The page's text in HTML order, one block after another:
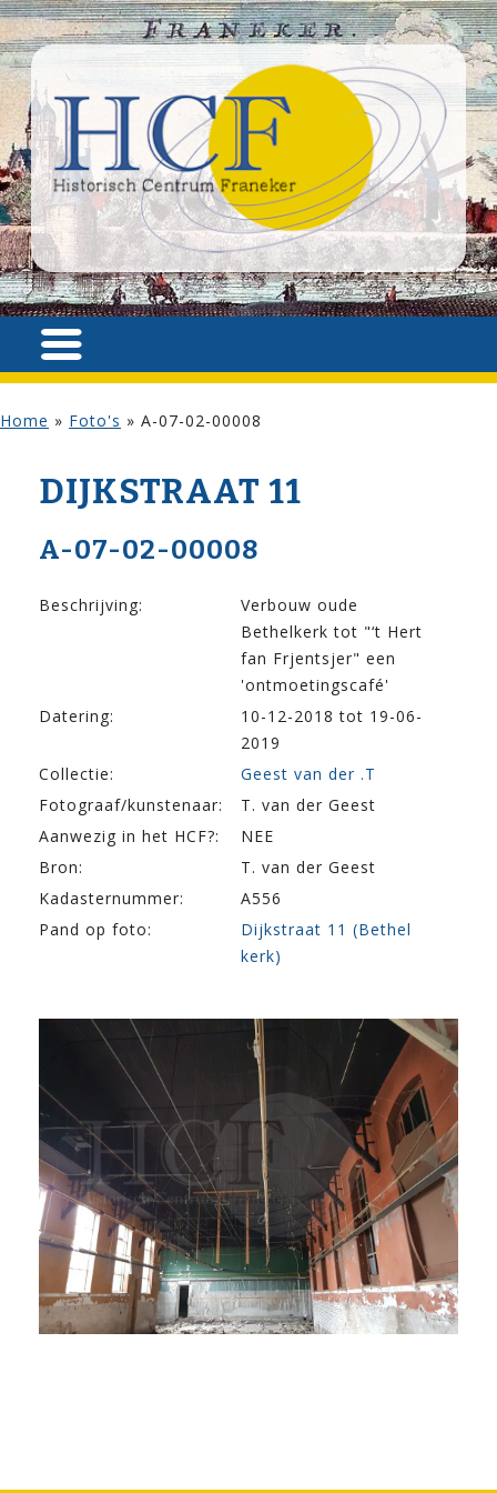
Home » Foto's » A-07-02-00008
DIJK­STRAAT 11
A-07-02-00008
Beschrijving:
Verbouw oude
Bethelkerk tot "‘t Hert
fan Frjentsjer" een
'ontmoetingscafé'
Datering:
10-12-2018 tot 19-06-
2019
Collectie:
Geest van der .T
Fotograaf/kunstenaar:
T. van der Geest
Aanwezig in het HCF?:
NEE
Bron:
T. van der Geest
Kadasternummer:
A556
Pand op foto:
Dijkstraat 11 (Bethel
kerk)